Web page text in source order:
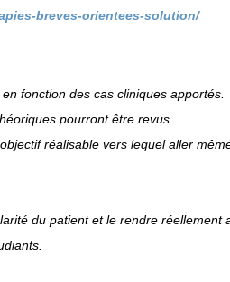
breves-orientees-solution/
fonction des cas cliniques apportés.
pourront être revus.
réalisable vers lequel aller
du patient et le rendre réellement